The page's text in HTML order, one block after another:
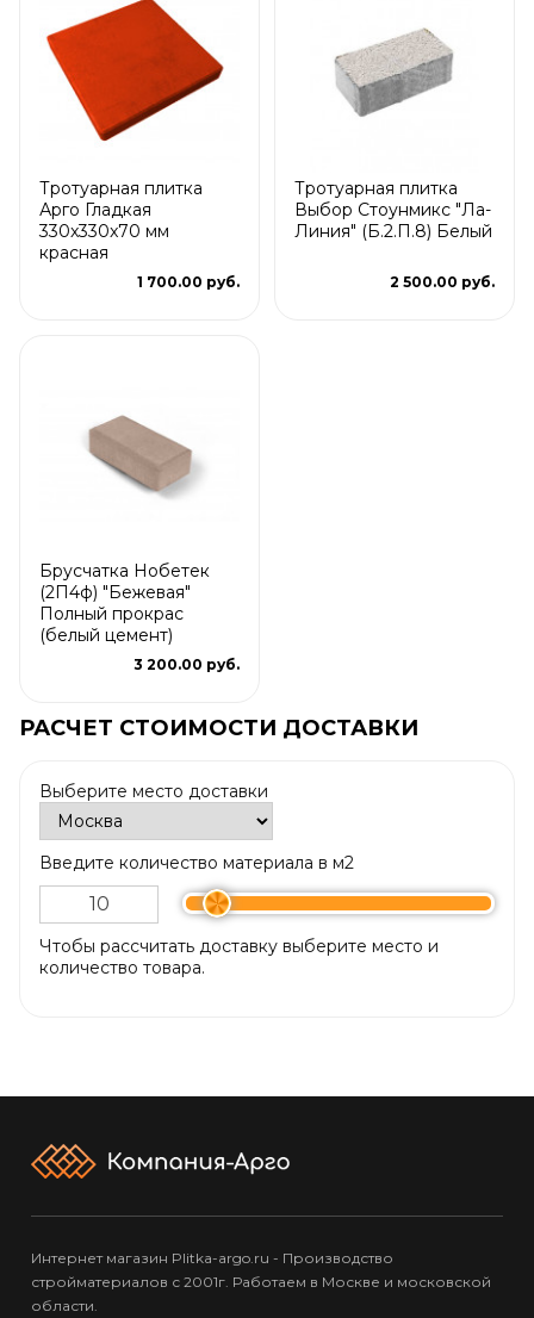
Тротуарная плитка
Арго Гладкая
330x330x70 мм
красная
1 700.00 руб.
Тротуарная плитка
Выбор Стоунмикс "Ла-
Линия" (Б.2.П.8) Белый
2 500.00 руб.
Брусчатка Нобетек
(2П4ф) "Бежевая"
Полный прокрас
(белый цемент)
3 200.00 руб.
РАСЧЕТ СТОИМОСТИ ДОСТАВКИ
Выберите место доставки
Введите количество материала в м2
Чтобы рассчитать доставку выберите место и
количество товара.
Интернет магазин Plitka-argo.ru - Производство
стройматериалов с 2001г. Работаем в Москве и московской
области.